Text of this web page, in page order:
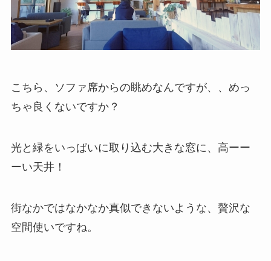
こちら、ソファ席からの眺めなんですが、、めっ
ちゃ良くないですか？
光と緑をいっぱいに取り込む大きな窓に、高ーー
ーい天井！
街なかではなかなか真似できないような、贅沢な
空間使いですね。